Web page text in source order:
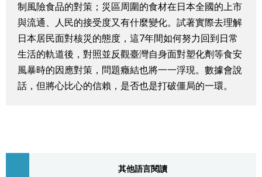
更多
人物訪談
日本入門
社會
official SNS
制風險食品的對策；災區周圍的食材在日本全國的上市
與流通、人民的接受度又有什麼變化。試著實際去理解
日本居民面對核災的態度，這7年間如何努力回到日常
生活的軌道後，對照並反觀臺灣自身面對塑化劑等食安
風暴時的因應對策，問題癥結也將一一浮現。數據會說
話，但將心比心的信賴，是否也是打破僵局的一環。
其他語言閱讀